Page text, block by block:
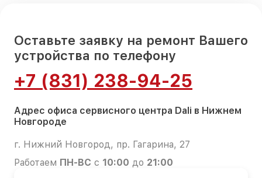
Оставьте заявку на ремонт Вашего
устройства по телефону
+7 (831) 238-94-25
Адрес офиса сервисного центра Dali в Нижнем
Новгороде
г. Нижний Новгород, пр. Гагарина, 27
Работаем ПН-ВС с 10:00 до 21:00